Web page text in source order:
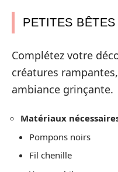
PETITES
Complétez votre
créatures
ambiance grinçante.
Matériaux
Pompons noirs
Fil chenille